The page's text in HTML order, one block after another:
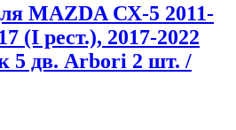
MAZDA СХ-5 2011-
(I рест.), 2017-2022
5 дв. Arbori 2 шт. /